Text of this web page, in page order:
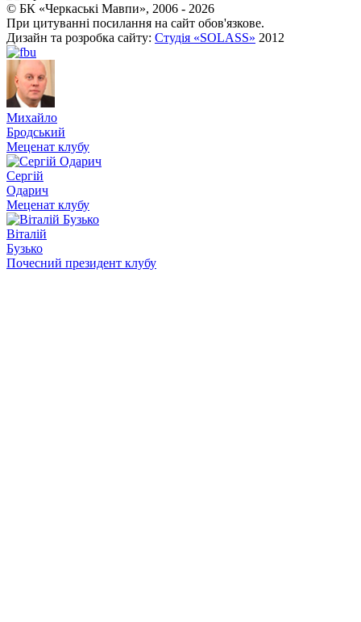
© БК «Черкаські Мавпи», 2006 - 2026
При цитуванні посилання на сайт обов'язкове.
Дизайн та розробка сайту: Студія «SOLASS» 2012
Михайло
Бродський
Меценат клубу
Сергій
Одарич
Меценат клубу
Віталій
Бузько
Почесний президент клубу